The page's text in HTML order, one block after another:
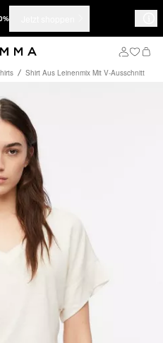
Shirt Aus Leinenmix Mit V-Ausschnitt